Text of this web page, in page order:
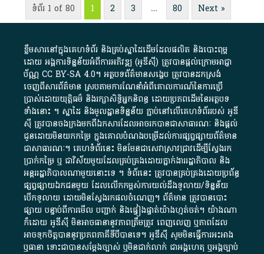
ទំព័រ 1 of 80 1 2 3 … 80 Next »
ខ្លឹមសារ​នៅ​ក្នុង​គេហទំព័រ និង​គ្រប់​ស្នា​ដៃ​ដើម​ដែល​ផលិត​ និង​បោះពុម្ព​
ដោយ​ អង្គការ​ទិន្នន័យ​អំពី​ការអភិវឌ្ឍ​​ (អូ​ឌី​ស៊ី)​ ត្រូវ​បាន​ផ្តល់​ក្រោម​អាជ្ញា
ប័ណ្ណ​CC BY-SA 4.0។​ អត្ថបទ​ព័ត៌មាន​សង្ខេប​ ត្រូវ​បាន​ដកស្រង់​
ចេញពី​សារព័ត៌មាន ស្របតាមការ​ណែនាំ​អំពី​គោលការណ៍​នៃ​ការ​ប្រើ
ប្រាស់​ដោយ​យុត្តិធម៌​ និង​រក្សាសិទ្ធិអ្នកនិពន្ធ ដោយ​ប្រភពដើម​នៃ​​អត្ថបទ
ទាំង​នោះ​ ។​ ស្នាដៃ​ និង​មូលដ្ឋាន​ទិន្នន័យ ​ភ្ជាប់​នៅ​លើ​គេហទំព័រ​របស់​ អូ​ឌី​
ស៊ី​ ត្រូវ​បាន​ចងក្រង​មក​ពី​ឯកសារ​ដែល​អាច​រក​បានជា​សាធារណៈ​ និង​ផ្តល់​
ជូន​ដោយ​មិន​យក​កម្រៃ​ ក្នុង​គោលបំណង​បម្រើ​ដល់ការ​ផ្សព្វផ្សាយ​ព័ត៌មាន​
ជា​សាធារណៈ​។​ គេហទំព័រ​នេះ​ មិនមែន​ជា​សេវា​ស្រាវជ្រាវ​ដើម្បី​ស្វែងរក
ប្រាក់​កម្រៃ​ ឬ​ ជា​វិស័យ​មួយ​ដែល​គ្រប់គ្រង​ដោយ​ភ្នាក់ងារ​រដ្ឋាភិបាល​ និង ​
អន្តររដ្ឋាភិបាល​ណាមួយ​នោះ​ទេ ​។​ ទំព័រ​នេះ​ ត្រូវ​បាន​គ្រប់គ្រង​ដោយ​ប្រព័ន្ធ​
ផ្សព្វផ្សាយ​ឯកជន​មួយ​ ដែល​លើកកម្ពស់​ការ​យល់​ដឹង​ទូលាយ​/​ទិន្នន័យ​
បើក​ទូលាយ​ ដោយ​មិនស្វែង​រក​ផល​ចំណេញ​។​ ព័ត៌មាន​ ត្រូវ​បាន​បោះ
ផ្សាយ​ បន្ទាប់​ពី​ការ​មើល​ បញ្ជាក់​ និង​ផ្ទៀងផ្ទាត់​យ៉ាង​ហ្មត់ចត់​។​ យ៉ាងណា​
ក៏​ដោយ​ អូ​ឌី​ស៊ី​ មិន​អាច​ធានា​នូវ​ភាព​ត្រឹមត្រូវ​ ពេញលេញ​ ឬ​ភាព​ដែល​
អាច​ទុកចិត្ត​បាននូវ​ប្រភព​ភាគី​ទី​បី​បាន​ទេ​។​ អូ​ឌី​ស៊ី​ សូម​មិន​ធ្វើការ​អះអាង​
ឬ​ធានា​ ទោះជា​បាន​សម្តែង​ច្បាស់​ ឬ​មិន​ជាក់លាក់​ ជា​អង្គហេតុ​ ឬ​អង្គច្បាប់​